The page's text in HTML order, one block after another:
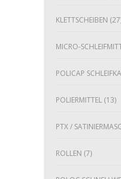
KLETTSCHEIBEN
MICRO-
POLICAP
POLIERMITTEL (13)
PTX /
ROLLEN (7)